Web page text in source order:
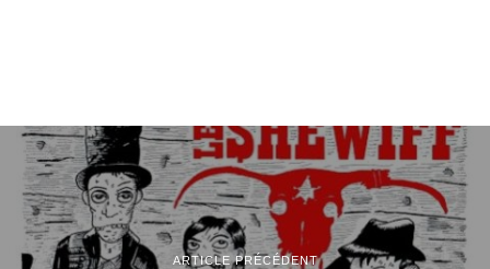
ARTICLE PRÉCÉDENT